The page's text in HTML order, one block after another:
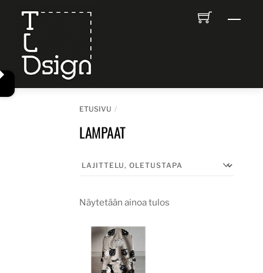
content
ETUSIVU
LAMPAAT
Näytetään ainoa tulos